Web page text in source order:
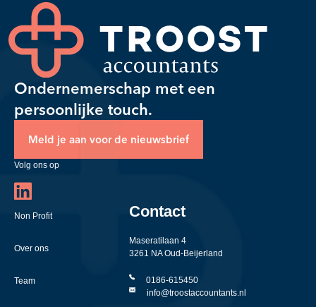
Ondernemerschap met een
persoonlijke touch.
Meld je aan voor de nieuwsbrief
Volg ons op
Non Profit
Over ons
Team
Contact
Maseratilaan 4
3261 NA Oud-Beijerland
0186-615450
info@troostaccountants.nl